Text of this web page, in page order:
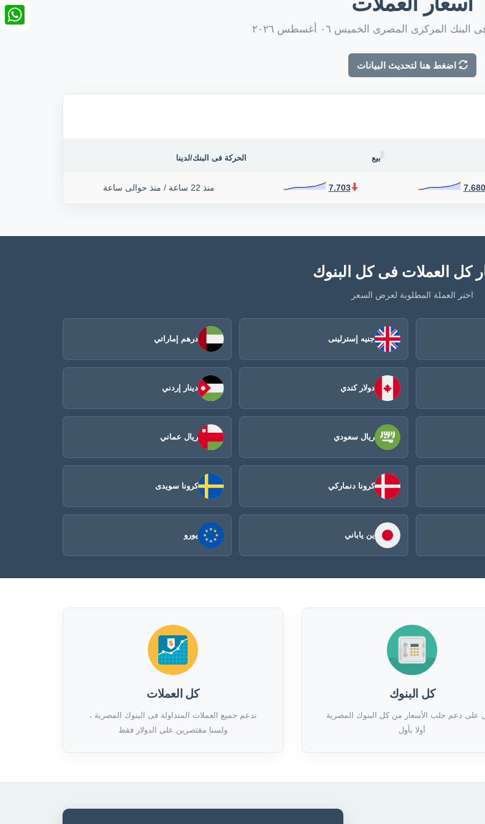
المركزى المصرى الخميس ٠٦ أغسطس ٢٠٢٦
اضغط هنا لتحديث البيانات
بيع الحركة فى البنك/لدينا
7.680
7.703 منذ 22 ساعة / منذ حوالى ساعة
كل العملات فى كل البنوك
اختر العملة المطلوبة لعرض السعر
جنيه إسترلينى درهم إماراتي
دولار كندي دينار إردني
ريال سعودي ريال عماني
كرونا دنماركي كرونا سويدى
ين ياباني يورو
كل البنوك
على دعم جلب الأسعار من كل البنوك المصرية
أولا بأول
كل العملات
ندعم جميع العملات المتداولة فى البنوك المصرية ،
ولسنا مقتصرين على الدولار فقط